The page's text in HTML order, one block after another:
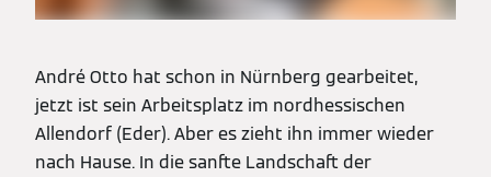
André Otto hat schon in Nürnberg gearbeitet,
jetzt ist sein Arbeitsplatz im nordhessischen
Allendorf (Eder). Aber es zieht ihn immer wieder
nach Hause. In die sanfte Landschaft der